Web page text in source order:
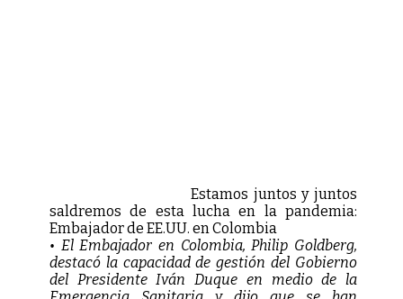
Estamos juntos y juntos
saldremos de esta lucha en la pandemia:
Embajador de EE.UU. en Colombia
• El Embajador en Colombia, Philip Goldberg,
destacó la capacidad de gestión del Gobierno
del Presidente Iván Duque en medio de la